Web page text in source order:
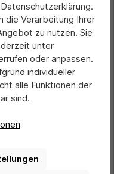
0 von 5 Sternen
die Verarbeitung Ihrer
zu nutzen. Sie
unter
oder anpassen.
individueller
alle Funktionen der
sind.